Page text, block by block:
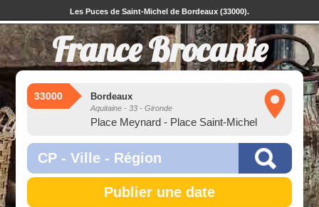
Les Puces de Saint-Michel de Bordeaux (33000).
France Brocante
33000 Bordeaux
Aquitaine - 33 - Gironde
Place Meynard - Place Saint-Michel
Publier une date